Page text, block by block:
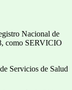
Nacional de
como SERVICIO
Servicios de Salud